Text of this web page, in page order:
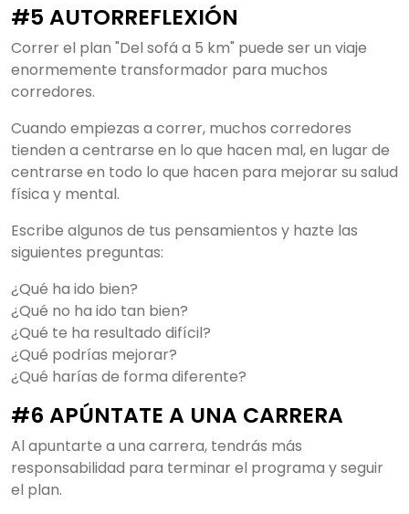
#5 AUTORREFLEXIÓN
Correr el plan "Del sofá a 5 km" puede ser un viaje
enormemente transformador para muchos
corredores.
Cuando empiezas a correr, muchos corredores
tienden a centrarse en lo que hacen mal, en lugar de
centrarse en todo lo que hacen para mejorar su salud
física y mental.
Escribe algunos de tus pensamientos y hazte las
siguientes preguntas:
¿Qué ha ido bien?
¿Qué no ha ido tan bien?
¿Qué te ha resultado difícil?
¿Qué podrías mejorar?
¿Qué harías de forma diferente?
#6 APÚNTATE A UNA CARRERA
Al apuntarte a una carrera, tendrás más
responsabilidad para terminar el programa y seguir
el plan.